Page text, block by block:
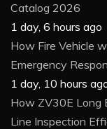
Catalog 2026
1 day, 6 hours ago
How Fire Vehicle
Emergency
1 day, 10 hours
How ZV30E Long
Line Inspection